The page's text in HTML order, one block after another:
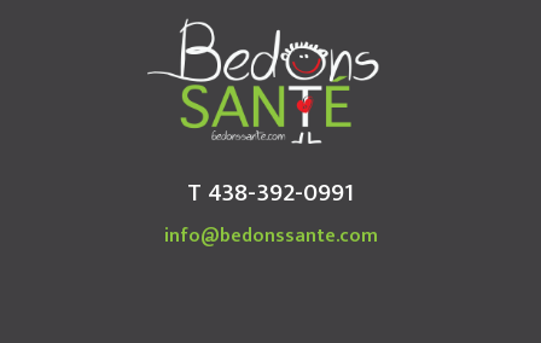
T 438-392-0991
info@bedonssante.com